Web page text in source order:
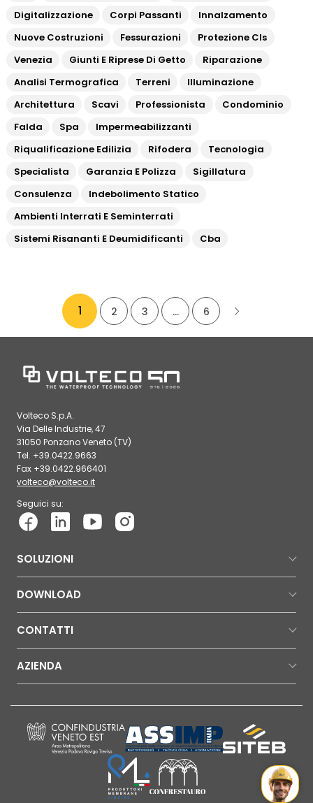
Digitalizzazione
Corpi Passanti
Innalzamento
Nuove Costruzioni
Fessurazioni
Protezione Cls
Venezia
Giunti E Riprese Di Getto
Riparazione
Analisi Termografica
Terreni
Illuminazione
Architettura
Scavi Professionista
Condominio
Falda
Spa
Impermeabilizzanti
Riqualificazione Edilizia
Rifodera
Tecnologia
Specialista
Garanzia E Polizza
Sigillatura
Consulenza
Indebolimento Statico
Ambienti Interrati E Seminterrati
Sistemi Risananti E Deumidificanti
Cba
1 2 3 … 6
Volteco S.p.A.
Via Delle Industrie, 47
31050 Ponzano Veneto (TV)
Tel. +39.0422.9663
Fax +39.0422.966401
volteco@volteco.it
Seguici su:
SOLUZIONI
DOWNLOAD
CONTATTI
AZIENDA
Mr